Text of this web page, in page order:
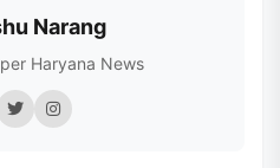
Narang
Haryana News